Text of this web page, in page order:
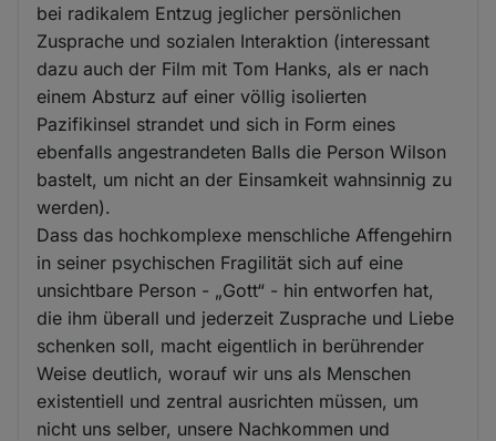
bei radikalem Entzug jeglicher persönlichen
Zusprache und sozialen Interaktion (interessant
dazu auch der Film mit Tom Hanks, als er nach
einem Absturz auf einer völlig isolierten
Pazifikinsel strandet und sich in Form eines
ebenfalls angestrandeten Balls die Person Wilson
bastelt, um nicht an der Einsamkeit wahnsinnig zu
werden).
Dass das hochkomplexe menschliche Affengehirn
in seiner psychischen Fragilität sich auf eine
unsichtbare Person - „Gott“ - hin entworfen hat,
die ihm überall und jederzeit Zusprache und Liebe
schenken soll, macht eigentlich in berührender
Weise deutlich, worauf wir uns als Menschen
existentiell und zentral ausrichten müssen, um
nicht uns selber, unsere Nachkommen und